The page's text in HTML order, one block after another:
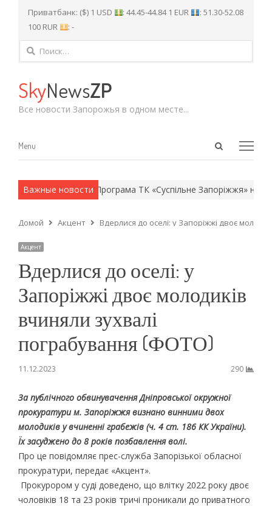
Приватбанк: ($) 1 USD : 44.45-44.84 1 EUR
: 51.30-52.08
100 RUR
: -
Найти:
SkyNewsZP
Все новости Запорожья в одном месте...
Open
Menu
Menu
Важные новости
методы. Програма ТК «Суспільне Запоріжжя» на
Домой Акцент Вдерлися до оселі: у Запоріжжі двоє
Акцент
Вдерлися до оселі: у
Запоріжжі двоє молодиків
вчиняли зухвалі
пограбування (ФОТО)
11.12.2023 290
За публічного обвинувачення Дніпровської окружної
прокуратури м. Запоріжжя визнано винними двох
молодиків у вчиненні грабежів (ч. 4 ст. 186 КК України).
Їх засуджено до 8 років позбавлення волі.
Про це повідомляє прес-служба Запорізької обласної
прокуратури, передає «Акцент».
Прокурором у суді доведено, що влітку 2022 року двоє
чоловіків 18 та 23 років тричі проникали до приватного